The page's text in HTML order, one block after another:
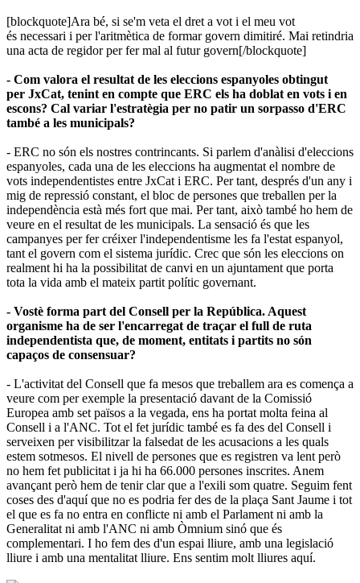
[blockquote]Ara bé, si se'm veta el dret a vot i el meu vot
és necessari i per l'aritmètica de formar govern dimitiré. Mai retindria
una acta de regidor per fer mal al futur govern[/blockquote]
- Com valora el resultat de les eleccions espanyoles obtingut
per JxCat, tenint en compte que ERC els ha doblat en vots i en
escons? Cal variar l'estratègia per no patir un sorpasso d'ERC
també a les municipals?
- ERC no són els nostres contrincants. Si parlem d'anàlisi d'eleccions
espanyoles, cada una de les eleccions ha augmentat el nombre de
vots independentistes entre JxCat i ERC. Per tant, després d'un any i
mig de repressió constant, el bloc de persones que treballen per la
independència està més fort que mai. Per tant, això també ho hem de
veure en el resultat de les municipals. La sensació és que les
campanyes per fer créixer l'independentisme les fa l'estat espanyol,
tant el govern com el sistema jurídic. Crec que són les eleccions on
realment hi ha la possibilitat de canvi en un ajuntament que porta
tota la vida amb el mateix partit polític governant.
- Vostè forma part del Consell per la República. Aquest
organisme ha de ser l'encarregat de traçar el full de ruta
independentista que, de moment, entitats i partits no són
capaços de consensuar?
- L'activitat del Consell que fa mesos que treballem ara es comença a
veure com per exemple la presentació davant de la Comissió
Europea amb set països a la vegada, ens ha portat molta feina al
Consell i a l'ANC. Tot el fet jurídic també es fa des del Consell i
serveixen per visibilitzar la falsedat de les acusacions a les quals
estem sotmesos. El nivell de persones que es registren va lent però
no hem fet publicitat i ja hi ha 66.000 persones inscrites. Anem
avançant però hem de tenir clar que a l'exili som quatre. Seguim fent
coses des d'aquí que no es podria fer des de la plaça Sant Jaume i tot
el que es fa no entra en conflicte ni amb el Parlament ni amb la
Generalitat ni amb l'ANC ni amb Òmnium sinó que és
complementari. I ho fem des d'un espai lliure, amb una legislació
lliure i amb una mentalitat lliure. Ens sentim molt lliures aquí.